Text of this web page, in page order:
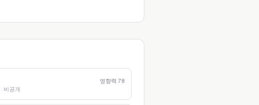
영향력 78
· 비공개